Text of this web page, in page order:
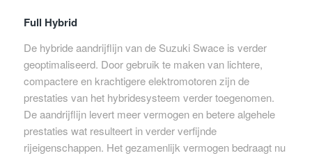
Full Hybrid
De hybride aandrijflijn van de Suzuki Swace is verder
geoptimaliseerd. Door gebruik te maken van lichtere,
compactere en krachtigere elektromotoren zijn de
prestaties van het hybridesysteem verder toegenomen.
De aandrijflijn levert meer vermogen en betere algehele
prestaties wat resulteert in verder verfijnde
rijeigenschappen. Het gezamenlijk vermogen bedraagt nu